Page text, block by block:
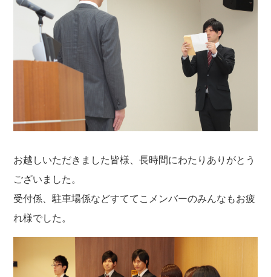
お越しいただきました皆様、長時間にわたりありがとう
ございました。
受付係、駐車場係などすててこメンバーのみんなもお疲
れ様でした。